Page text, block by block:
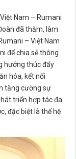
Nam – Rumani
đã thăm, làm
– Việt Nam
để chia sẻ thông
hướng thúc đẩy
hóa, kết nối
tăng cường sự
triển hợp tác đa
đặc biệt là thế hệ